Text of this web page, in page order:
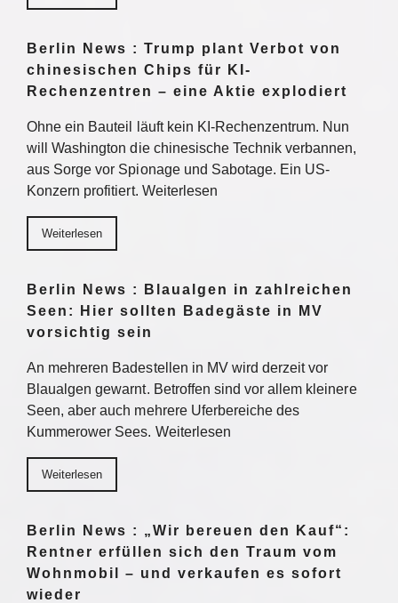
Berlin News : Trump plant Verbot von
chinesischen Chips für KI-
Rechenzentren – eine Aktie explodiert
Ohne ein Bauteil läuft kein KI-Rechenzentrum. Nun
will Washington die chinesische Technik verbannen,
aus Sorge vor Spionage und Sabotage. Ein US-
Konzern profitiert. Weiterlesen
Weiterlesen
Berlin News : Blaualgen in zahlreichen
Seen: Hier sollten Badegäste in MV
vorsichtig sein
An mehreren Badestellen in MV wird derzeit vor
Blaualgen gewarnt. Betroffen sind vor allem kleinere
Seen, aber auch mehrere Uferbereiche des
Kummerower Sees. Weiterlesen
Weiterlesen
Berlin News : „Wir bereuen den Kauf“:
Rentner erfüllen sich den Traum vom
Wohnmobil – und verkaufen es sofort
wieder